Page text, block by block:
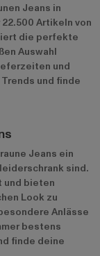
Jeans in
Artikeln von
die perfekte
Auswahl
und
und finde
Jeans ein
sind.
und bieten
Look zu
Anlässe
bestens
finde deine